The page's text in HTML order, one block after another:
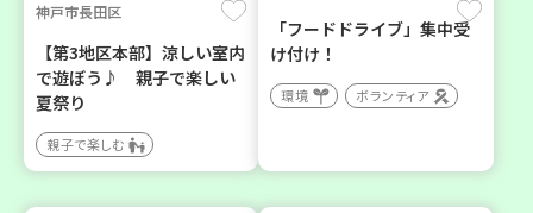
神戸市長田区
【第3地区本部】涼しい室内
で遊ぼう♪ 親子で楽しい
夏祭り
親子で楽しむ
「フードドライブ」集中受
け付け！
環境 ボランティア